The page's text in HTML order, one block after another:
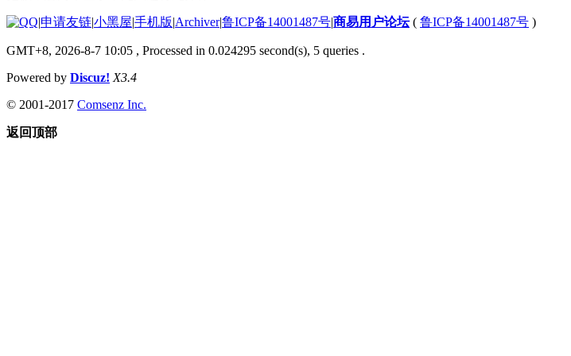
|申请友链|小黑屋|手机版|Archiver|鲁ICP备14001487号|商易用户论坛( 鲁ICP备14001487号 )
GMT+8, 2026-8-7 10:05 , Processed in 0.024295 second(s), 5 queries .
Powered by Discuz! X3.4
© 2001-2017 Comsenz Inc.
返回顶部